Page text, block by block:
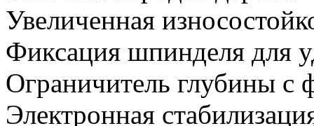
Увеличенная
Фиксация шпинделя для
Ограничитель глубины с
Электронная